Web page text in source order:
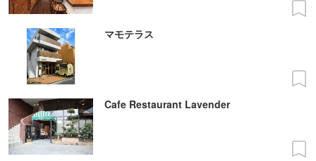
マモテラス
Cafe Restaurant Lavender